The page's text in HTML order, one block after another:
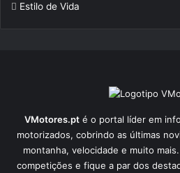
Estilo de Vida
VMotores.pt é o portal líder em
motorizados, cobrindo as últimas
montanha, velocidade e muito
competições e fique a par dos